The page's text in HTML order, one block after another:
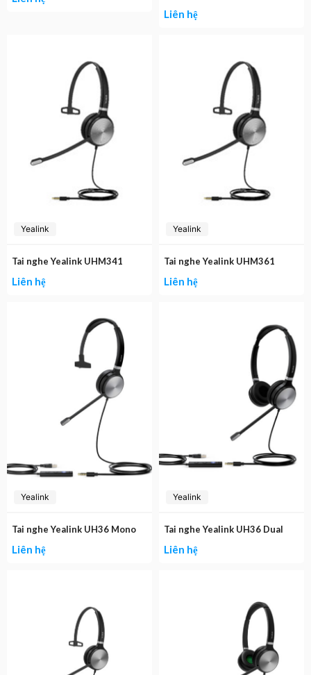
Liên hệ
Yealink
Tai nghe Yealink UHM341
Liên hệ
Yealink
Tai nghe Yealink UHM361
Liên hệ
Yealink
Tai nghe Yealink UH36 Mono
Liên hệ
Yealink
Tai nghe Yealink UH36 Dual
Liên hệ